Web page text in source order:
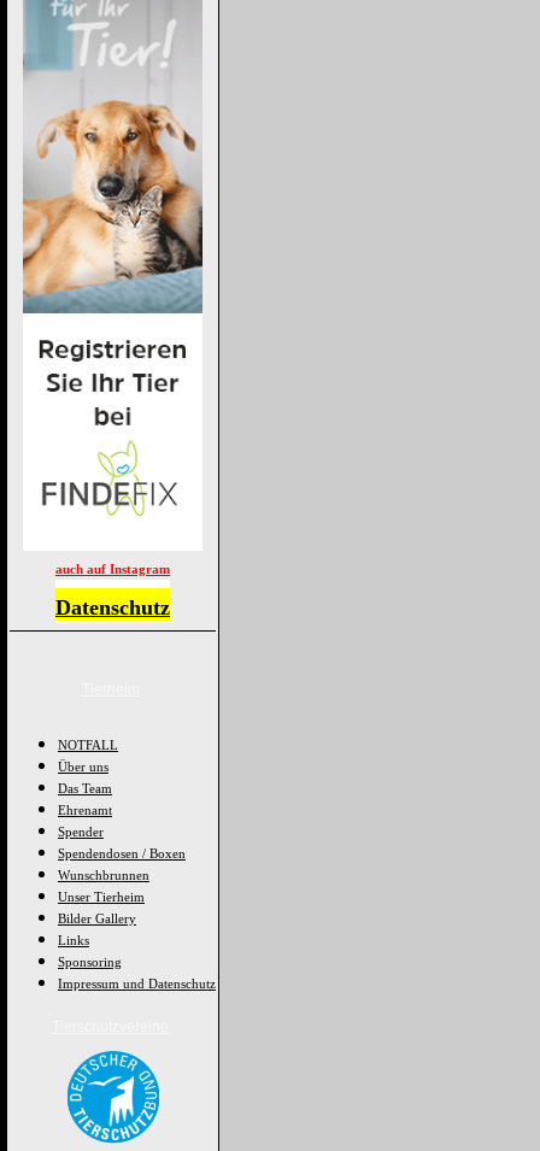
auch auf Instagram
Datenschutz
NOTFALL
Über uns
Das Team
Ehrenamt
Spender
Spendendosen / Boxen
Wunschbrunnen
Unser Tierheim
Bilder Gallery
Links
Sponsoring
Impressum und Datenschutz